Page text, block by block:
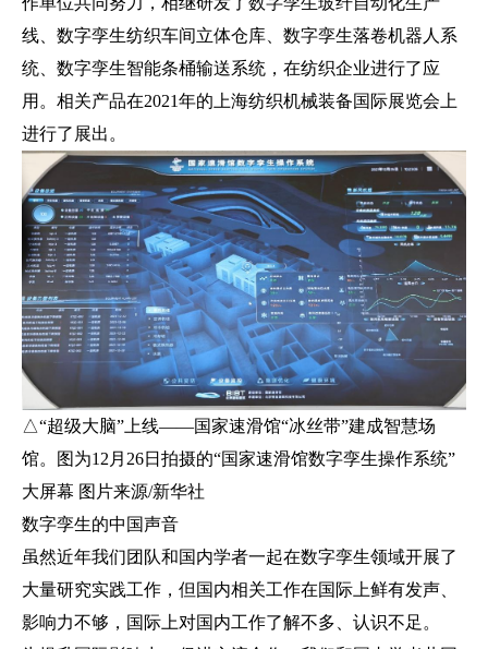
线、数字孪生纺织车间立体仓库、数字孪生落卷机器人系
统、数字孪生智能条桶输送系统，在纺织企业进行了应
用。相关产品在2021年的上海纺织机械装备国际展览会上
进行了展出。
△“超级大脑”上线——国家速滑馆“冰丝带”建成智慧场
馆。图为12月26日拍摄的“国家速滑馆数字孪生操作系统”
大屏幕 图片来源/新华社
数字孪生的中国声音
虽然近年我们团队和国内学者一起在数字孪生领域开展了
大量研究实践工作，但国内相关工作在国际上鲜有发声、
影响力不够，国际上对国内工作了解不多、认识不足。